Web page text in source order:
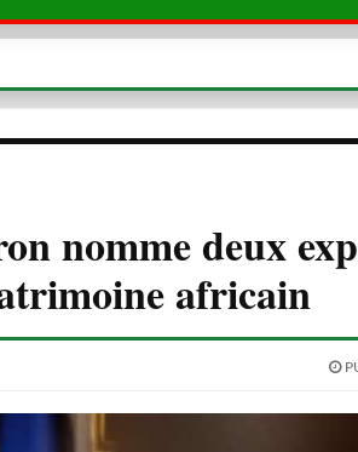
nomme deux
africain